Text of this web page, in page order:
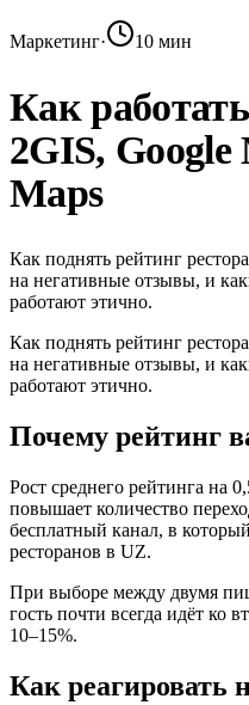
Маркетинг· 10 мин
Как
2GIS, Google
Maps
Как поднять рейтинг
на негативные отзывы, и
работают этично.
Как поднять рейтинг
на негативные отзывы, и
работают этично.
Почему рейтинг
Рост среднего рейтинга на
повышает количество
бесплатный канал, в
ресторанов в UZ.
При выборе между двумя
гость почти всегда идёт ко
10–15%.
Как реагировать